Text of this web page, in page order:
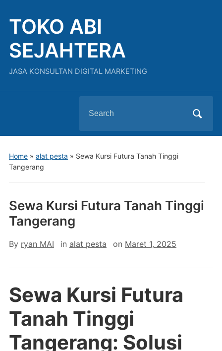
TOKO ABI
SEJAHTERA
JASA KONSULTAN DIGITAL MARKETING
for:
Home» alat pesta » Sewa Kursi Futura Tanah Tinggi
Tangerang
Sewa Kursi Futura Tanah Tinggi
Tangerang
By ryan MAI in alat pesta on Maret 1, 2025
Sewa Kursi Futura
Tanah Tinggi
Tangerang: Solusi